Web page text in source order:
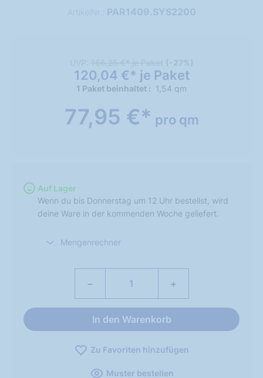
ArtikelNr.: PAR1409.SYS2200
120,04 €* je Paket
1 Paket beinhaltet 1,54 qm
77,95 €* pro qm
Auf Lager
Wenn du bis Donnerstag um 12 Uhr bestellst, wird
deine Ware in der kommenden Woche geliefert.
Mengenrechner
− +
In den Warenkorb
Zu Favoriten hinzufügen
Muster bestellen